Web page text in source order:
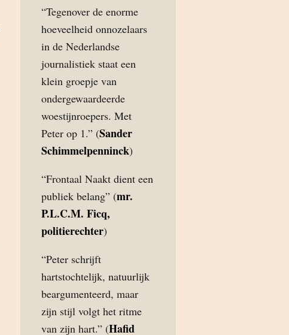
“Tegenover de enorme
hoeveelheid onnozelaars
in de Nederlandse
journalistiek staat een
klein groepje van
ondergewaardeerde
woestijnroepers. Met
Peter op 1.” (Sander
Schimmelpenninck)
“Frontaal Naakt dient een
publiek belang” (mr.
P.L.C.M. Ficq,
politierechter)
“Peter schrijft
hartstochtelijk, natuurlijk
beargumenteerd, maar
zijn stijl volgt het ritme
van zijn hart.” (Hafid